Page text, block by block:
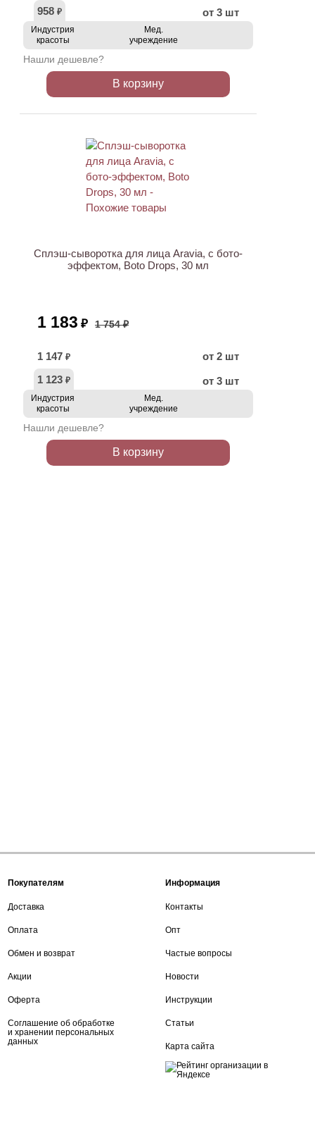
958 ₽ от 3 шт
Индустрия
красоты
Мед.
учреждение
Нашли дешевле?
В корзину
Сплэш-сыворотка для лица Aravia, с бото-
эффектом, Boto Drops, 30 мл
1 183 ₽ 1 754 ₽
1 147 ₽
от 2 шт
1 123 ₽ от 3 шт
Индустрия
красоты
Мед.
учреждение
Нашли дешевле?
В корзину
Покупателям
Доставка
Оплата
Обмен и возврат
Акции
Оферта
Соглашение об обработке
и хранении персональных
данных
Информация
Контакты
Опт
Частые вопросы
Новости
Инструкции
Статьи
Карта сайта